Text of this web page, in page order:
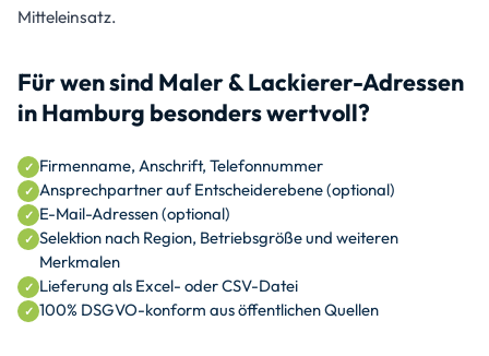
Mitteleinsatz.
Für wen sind Maler & Lackierer-Adressen
in Hamburg besonders wertvoll?
Firmenname, Anschrift, Telefonnummer
Ansprechpartner auf Entscheiderebene (optional)
E-Mail-Adressen (optional)
Selektion nach Region, Betriebsgröße und weiteren
Merkmalen
Lieferung als Excel- oder CSV-Datei
100% DSGVO-konform aus öffentlichen Quellen